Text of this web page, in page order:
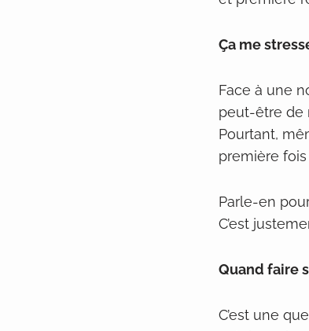
Ça me
Face à une
peut-être de
Pourtant,
première fois
Parle-en
C’est
Quand faire
C’est une